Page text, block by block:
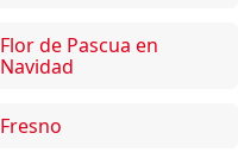
Flor de Pascua en
Navidad
Fresno